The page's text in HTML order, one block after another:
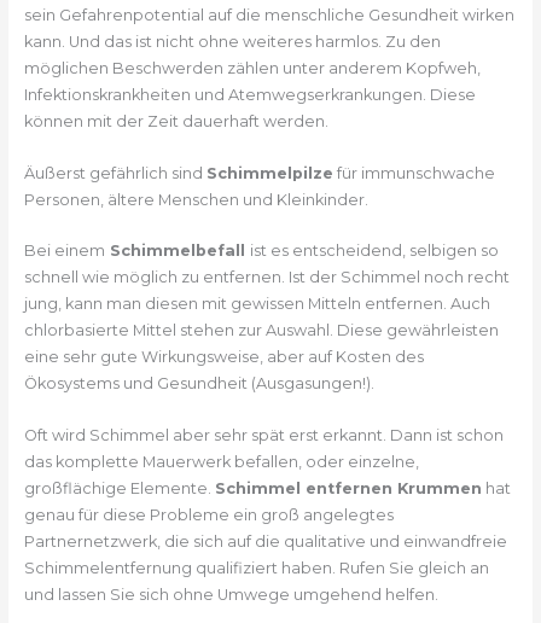
sein Gefahrenpotential auf die menschliche Gesundheit wirken
kann. Und das ist nicht ohne weiteres harmlos. Zu den
möglichen Beschwerden zählen unter anderem Kopfweh,
Infektionskrankheiten und Atemwegserkrankungen. Diese
können mit der Zeit dauerhaft werden.
Äußerst gefährlich sind Schimmelpilze für immunschwache
Personen, ältere Menschen und Kleinkinder.
Bei einem Schimmelbefall ist es entscheidend, selbigen so
schnell wie möglich zu entfernen. Ist der Schimmel noch recht
jung, kann man diesen mit gewissen Mitteln entfernen. Auch
chlorbasierte Mittel stehen zur Auswahl. Diese gewährleisten
eine sehr gute Wirkungsweise, aber auf Kosten des
Ökosystems und Gesundheit (Ausgasungen!).
Oft wird Schimmel aber sehr spät erst erkannt. Dann ist schon
das komplette Mauerwerk befallen, oder einzelne,
großflächige Elemente. Schimmel entfernen Krummen hat
genau für diese Probleme ein groß angelegtes
Partnernetzwerk, die sich auf die qualitative und einwandfreie
Schimmelentfernung qualifiziert haben. Rufen Sie gleich an
und lassen Sie sich ohne Umwege umgehend helfen.